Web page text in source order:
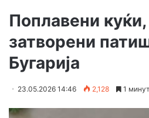
Поплавени
затворени
Бугарија
23.05.2026 14:46 2,128 1